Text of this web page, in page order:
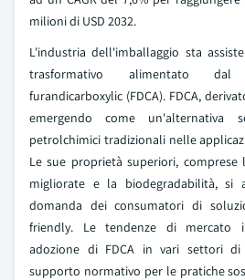
milioni di USD 2032.
L'industria dell'imballaggio sta
trasformativo alimentato dal
furandicarboxylic (FDCA). FDCA,
emergendo come un'alternativa
petrolchimici tradizionali nelle
Le sue proprietà superiori, comprese
migliorate e la biodegradabilità, si
domanda dei consumatori di
friendly. Le tendenze di mercato
adozione di FDCA in vari settori di
supporto normativo per le pratiche